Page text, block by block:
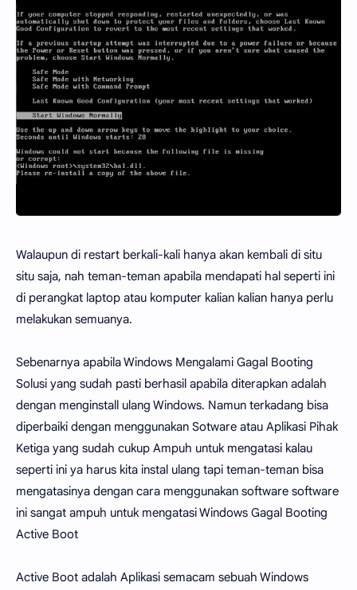
Walaupun di restart berkali-kali hanya akan kembali di situ
situ saja, nah teman-teman apabila mendapati hal seperti ini
di perangkat laptop atau komputer kalian kalian hanya perlu
melakukan semuanya.
Sebenarnya apabila Windows Mengalami Gagal Booting
Solusi yang sudah pasti berhasil apabila diterapkan adalah
dengan menginstall ulang Windows. Namun terkadang bisa
diperbaiki dengan menggunakan Sotware atau Aplikasi Pihak
Ketiga yang sudah cukup Ampuh untuk mengatasi kalau
seperti ini ya harus kita instal ulang tapi teman-teman bisa
mengatasinya dengan cara menggunakan software software
ini sangat ampuh untuk mengatasi Windows Gagal Booting
Active Boot
Active Boot adalah Aplikasi semacam sebuah Windows